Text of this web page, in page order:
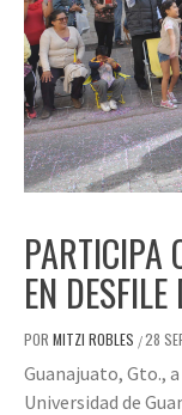
PARTICIPA
EN
POR MITZI ROBLES /28
Guanajuato, Gto.,
Universidad de